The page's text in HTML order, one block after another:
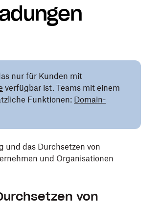
nur für Kunden mit
verfügbar ist. Teams mit einem
Funktionen: Domain-
und das Durchsetzen von
und Organisationen
von